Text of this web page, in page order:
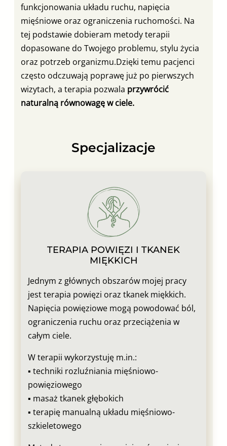
funkcjonowania układu ruchu, napięcia
mięśniowe oraz ograniczenia ruchomości. Na
tej podstawie dobieram metody terapii
dopasowane do Twojego problemu, stylu życia
oraz potrzeb organizmu.Dzięki temu pacjenci
często odczuwają poprawę już po pierwszych
wizytach, a terapia pozwala przywrócić
naturalną równowagę w ciele.
Specjalizacje
TERAPIA POWIĘZI I TKANEK
MIĘKKICH
Jednym z głównych obszarów mojej pracy
jest terapia powięzi oraz tkanek miękkich.
Napięcia powięziowe mogą powodować ból,
ograniczenia ruchu oraz przeciążenia w
całym ciele.
W terapii wykorzystuję m.in.:
▪︎ techniki rozluźniania mięśniowo-
powięziowego
▪︎ masaż tkanek głębokich
▪︎ terapię manualną układu mięśniowo-
szkieletowego